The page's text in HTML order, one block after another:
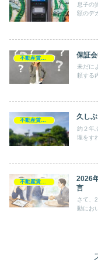
息子の
額のデ
保証
未だに
頼する
久し
約２年
理をす
不動産賃貸業
2026
言
さて、
動にお